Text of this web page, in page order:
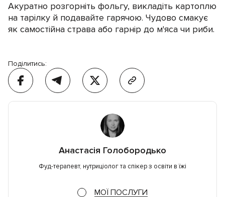
Акуратно розгорніть фольгу, викладіть картоплю
на тарілку й подавайте гарячою. Чудово смакує
як самостійна страва або гарнір до м'яса чи риби.
Поділитись:
Анастасія Голобородько
Фуд-терапевт, нутриціолог та спікер з освіти в їжі
МОЇ ПОСЛУГИ